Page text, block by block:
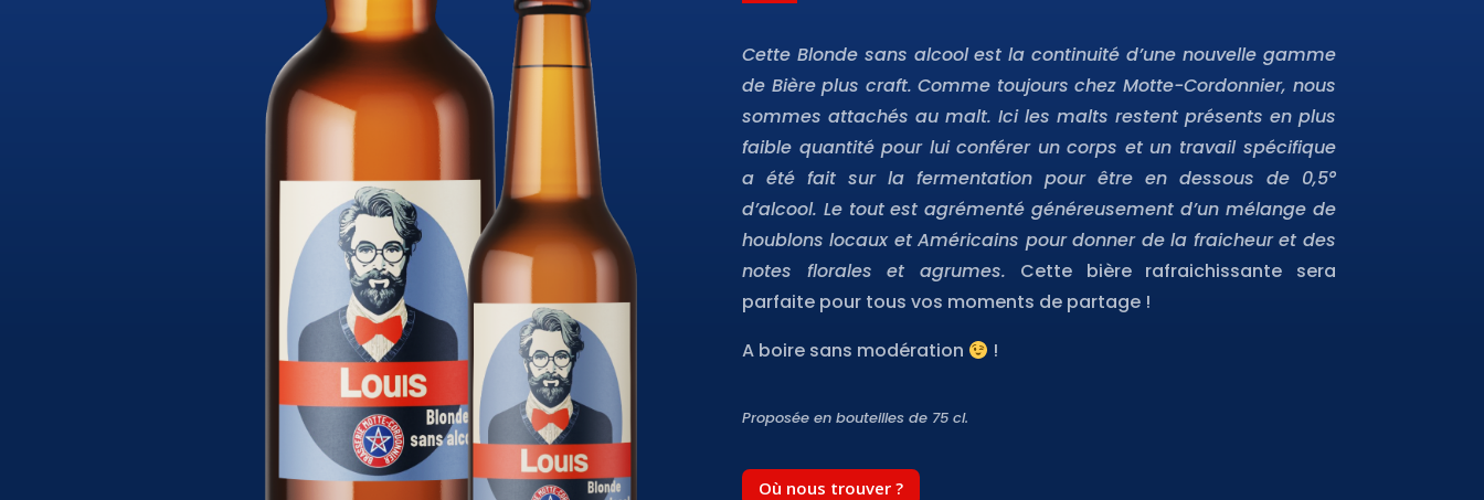
Cette Blonde sans alcool est la continuité d’une nouvelle gamme
de Bière plus craft. Comme toujours chez Motte-Cordonnier, nous
sommes attachés au malt. Ici les malts restent présents en plus
faible quantité pour lui conférer un corps et un travail spécifique
a été fait sur la fermentation pour être en dessous de 0,5°
d’alcool. Le tout est agrémenté généreusement d’un mélange de
houblons locaux et Américains pour donner de la fraicheur et des
notes florales et agrumes. Cette bière rafraichissante sera
parfaite pour tous vos moments de partage !
A boire sans modération
!
Proposée en bouteilles de 75 cl.
Où nous trouver ?